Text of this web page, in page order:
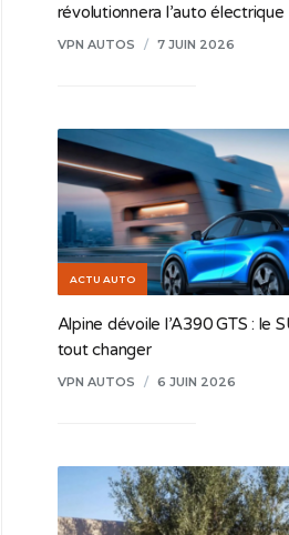
révolutionnera l’auto électrique
VPN AUTOS / 7 JUIN 2026
ACTU AUTO
Alpine dévoile l’A390 GTS : le
tout changer
VPN AUTOS / 6 JUIN 2026